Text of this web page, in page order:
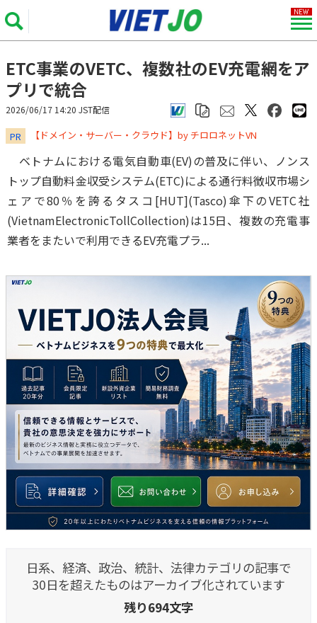
ETC事業のVETC、複数社のEV充電網をア
プリで統合
2026/06/17 14:20 JST配信
PR ​​​​​​​【ドメイン・サーバー・クラウド】by チロロネットVN
ベトナムにおける電気自動車(EV)の普及に伴い、ノンス
トップ自動料金収受システム(ETC)による通行料徴収市場シ
ェアで80％を誇るタスコ[HUT](Tasco)傘下のVETC社
(VietnamElectronicTollCollection)は15日、複数の充電事
業者をまたいで利用できるEV充電プラ...
日系、経済、政治、統計、法律カテゴリの記事で
30日を超えたものはアーカイブ化されています
残り694文字